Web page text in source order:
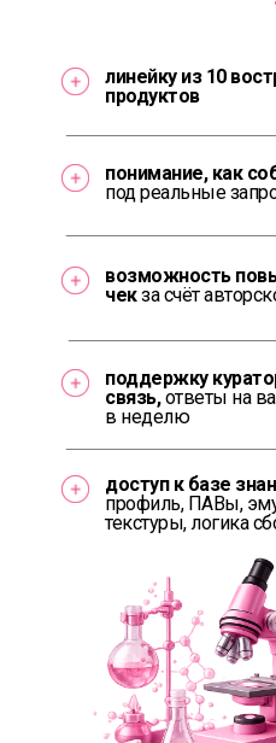
поддержку
связь,ответы на
в неделю
возможность
чекза счёт
доступ к базе
профиль, ПАВы,
текстуры, логика
линейку из 10
продуктов
понимание, как
под реальные